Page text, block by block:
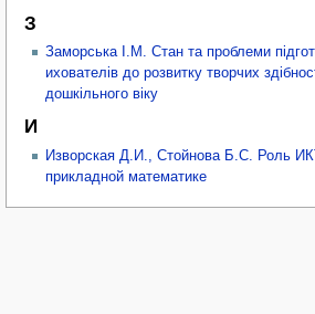
З
Заморська І.М. Стан та проблеми
ихователів до розвитку творчих
дошкільного віку
И
Изворская Д.И., Стойнова Б.С. Роль
прикладной математике